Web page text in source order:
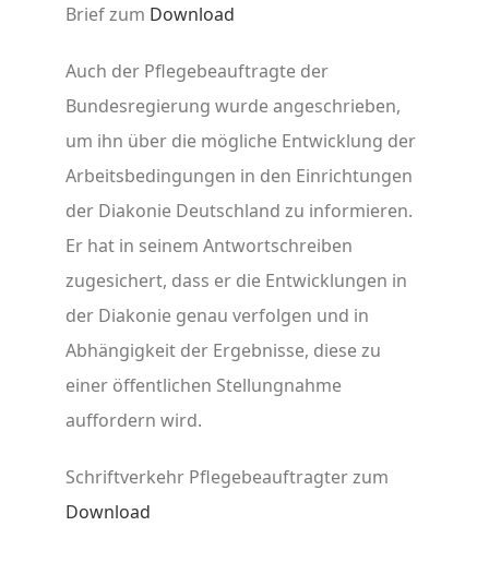
Brief zum Download
Auch der Pflegebeauftragte der
Bundesregierung wurde angeschrieben,
um ihn über die mögliche Entwicklung der
Arbeitsbedingungen in den Einrichtungen
der Diakonie Deutschland zu informieren.
Er hat in seinem Antwortschreiben
zugesichert, dass er die Entwicklungen in
der Diakonie genau verfolgen und in
Abhängigkeit der Ergebnisse, diese zu
einer öffentlichen Stellungnahme
auffordern wird.
Schriftverkehr Pflegebeauftragter zum
Download